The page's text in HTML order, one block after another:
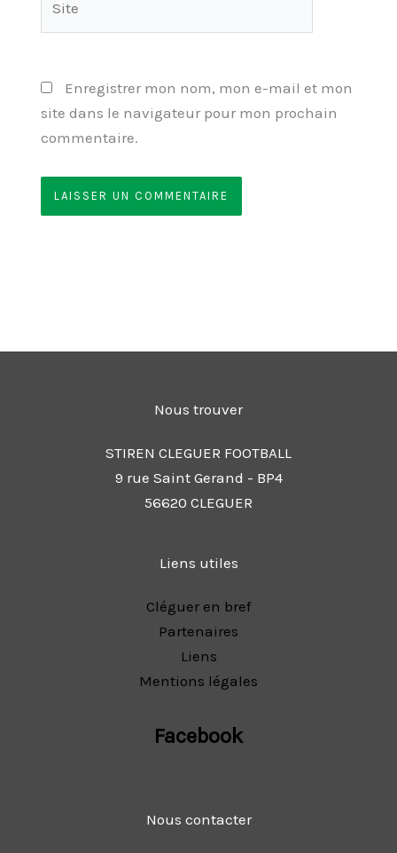
Enregistrer mon nom, mon e-mail et mon
site dans le navigateur pour mon prochain
commentaire.
Nous trouver
STIREN CLEGUER FOOTBALL
9 rue Saint Gerand - BP4
56620 CLEGUER
Liens utiles
Cléguer en bref
Partenaires
Liens
Mentions légales
Facebook
Nous contacter